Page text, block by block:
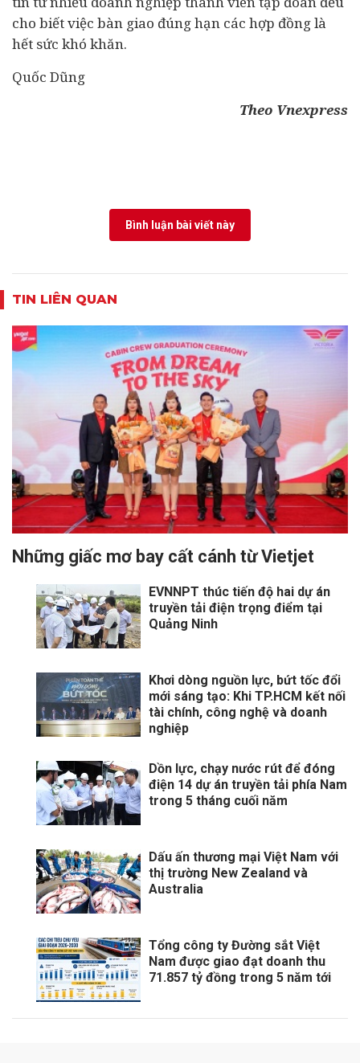
cho biết việc bàn giao đúng hạn các hợp đồng là
hết sức khó khăn.
Quốc Dũng
Theo Vnexpress
Bình luận bài viết này
TIN LIÊN QUAN
Những giấc mơ bay cất cánh từ Vietjet
EVNNPT thúc tiến độ hai dự án
truyền tải điện trọng điểm tại
Quảng Ninh
Khơi dòng nguồn lực, bứt tốc đổi
mới sáng tạo: Khi TP.HCM kết nối
tài chính, công nghệ và doanh
nghiệp
Dồn lực, chạy nước rút để đóng
điện 14 dự án truyền tải phía Nam
trong 5 tháng cuối năm
Dấu ấn thương mại Việt Nam với
thị trường New Zealand và
Australia
Tổng công ty Đường sắt Việt
Nam được giao đạt doanh thu
71.857 tỷ đồng trong 5 năm tới